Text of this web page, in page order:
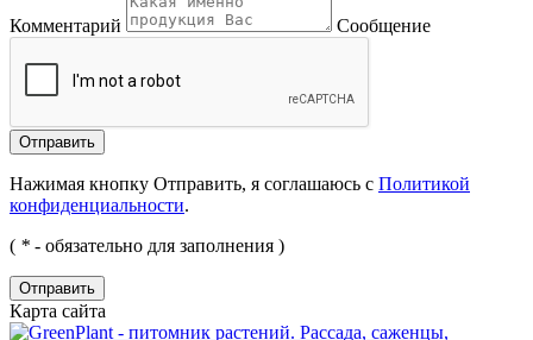
Комментарий Сообщение
Нажимая кнопку Отправить, я соглашаюсь с Политикой
конфиденциальности.
( * - обязательно для заполнения )
Отправить
Карта сайта